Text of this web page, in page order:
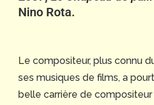
Nino Rota.
Le compositeur, plus connu
ses musiques de films, a
belle carrière de